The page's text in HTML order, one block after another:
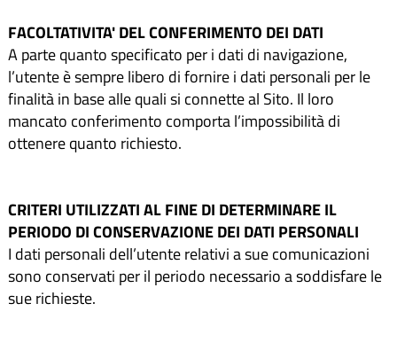
FACOLTATIVITA' DEL CONFERIMENTO DEI DATI
A parte quanto specificato per i dati di navigazione,
l’utente è sempre libero di fornire i dati personali per le
finalità in base alle quali si connette al Sito. Il loro
mancato conferimento comporta l’impossibilità di
ottenere quanto richiesto.
CRITERI UTILIZZATI AL FINE DI DETERMINARE IL
PERIODO DI CONSERVAZIONE DEI DATI PERSONALI
I dati personali dell’utente relativi a sue comunicazioni
sono conservati per il periodo necessario a soddisfare le
sue richieste.